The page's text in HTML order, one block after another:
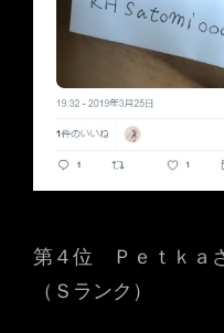
第４位 Ｐｅｔｋａ
（Ｓランク）